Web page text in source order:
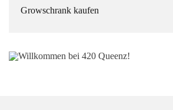
Growschrank kaufen